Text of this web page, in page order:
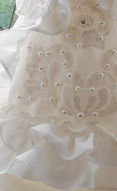
ク】ふわふわオ
ドレス
ク】ベビードレ
ク】ママとお揃